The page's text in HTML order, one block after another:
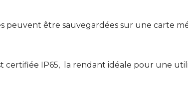
peuvent être sauvegardées sur une carte
certifiée IP65, la rendant idéale pour une